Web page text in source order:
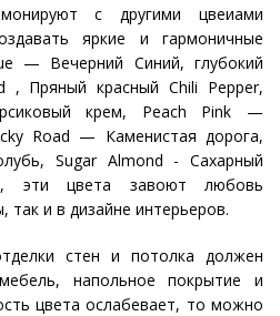
с другими цвеиами
яркие и гармоничные
— Вечерний Синий, глубокий
, Пряный красный Chili Pepper,
крем, Peach Pink —
Road — Каменистая дорога,
Sugar Almond - Сахарный
эти цвета завоют любовь
так и в дизайне интерьеров.
стен и потолка должен
напольное покрытие и
цвета ослабевает, то можно